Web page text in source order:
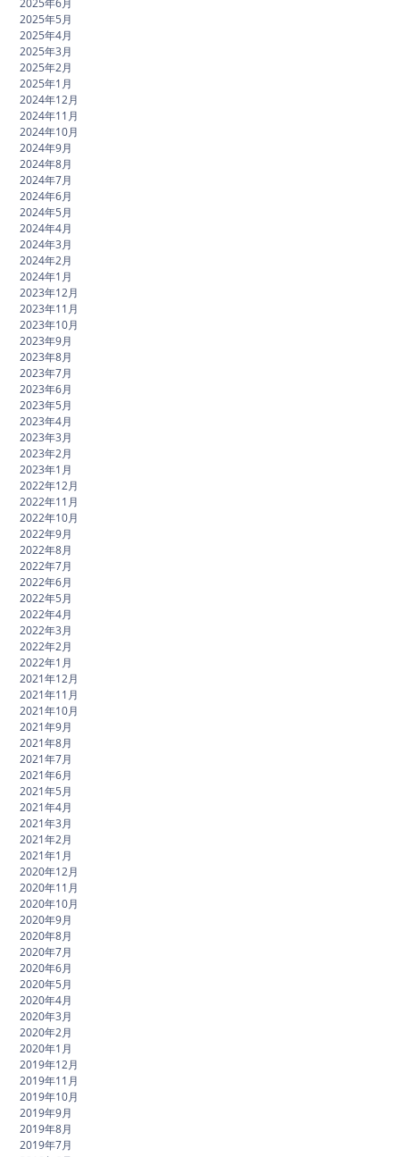
2025年6月
2025年5月
2025年4月
2025年3月
2025年2月
2025年1月
2024年12月
2024年11月
2024年10月
2024年9月
2024年8月
2024年7月
2024年6月
2024年5月
2024年4月
2024年3月
2024年2月
2024年1月
2023年12月
2023年11月
2023年10月
2023年9月
2023年8月
2023年7月
2023年6月
2023年5月
2023年4月
2023年3月
2023年2月
2023年1月
2022年12月
2022年11月
2022年10月
2022年9月
2022年8月
2022年7月
2022年6月
2022年5月
2022年4月
2022年3月
2022年2月
2022年1月
2021年12月
2021年11月
2021年10月
2021年9月
2021年8月
2021年7月
2021年6月
2021年5月
2021年4月
2021年3月
2021年2月
2021年1月
2020年12月
2020年11月
2020年10月
2020年9月
2020年8月
2020年7月
2020年6月
2020年5月
2020年4月
2020年3月
2020年2月
2020年1月
2019年12月
2019年11月
2019年10月
2019年9月
2019年8月
2019年7月